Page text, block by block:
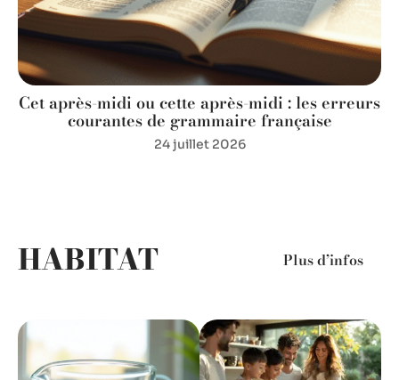
Cet après-midi ou cette après-midi : les erreurs
courantes de grammaire française
24 juillet 2026
HABITAT Plus d’infos